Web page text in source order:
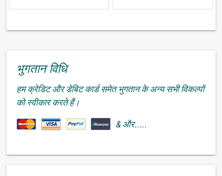
भुगतान विधि
हम क्रेडिट और डेबिट कार्ड समेत भुगतान के अन्य सभी विकल्पों
को स्वीकार करते हैं।
& और.....